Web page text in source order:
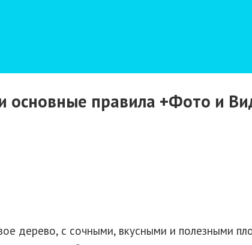
основные правила +Фото и
дерево, с сочными, вкусными и полезными